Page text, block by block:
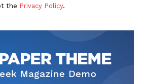
the Privacy Policy.